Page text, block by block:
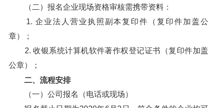
（二）报名企业现场资格审核需携带资料：
1. 企业法人营业执照副本复印件（复印件加盖公
章）；
2. 收银系统计算机软件著作权登记证书（复印件加盖
公章）；
二、流程安排
（一）公司报名（电话或现场）